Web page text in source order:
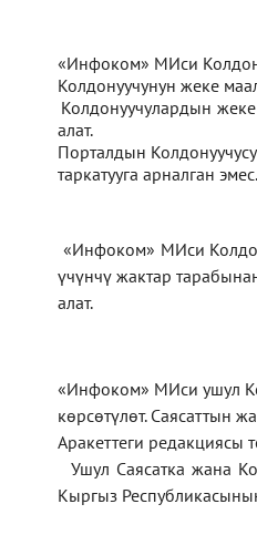
«Инфоком» МИси
Колдонуучунун жеке
Колдонуучулардын
алат.
Порталдын
таркатууга арналган эмес.
«Инфоком» МИси
үчүнчү жактар
алат.
«Инфоком» МИси ушул
көрсөтүлөт. Саясаттын
Аракеттеги редакциясы
Ушул Саясатка жана
Кыргыз